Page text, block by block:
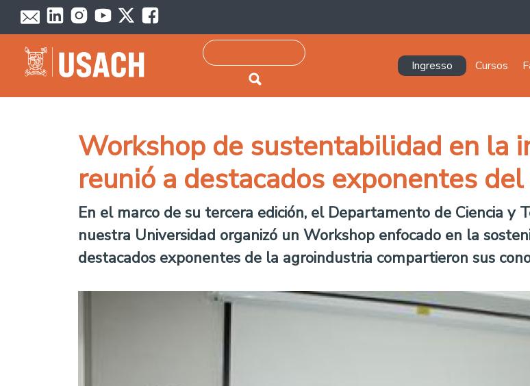
Passar para o conteúdo principal
Pesquisar
Navegación principal
Ingresso Cursos
Workshop de sustentabilidad en la
reunió a destacados exponentes
En el marco de su tercera edición, el Departamento de Ciencia
nuestra Universidad organizó un Workshop enfocado en la
destacados exponentes de la agroindustria compartieron sus